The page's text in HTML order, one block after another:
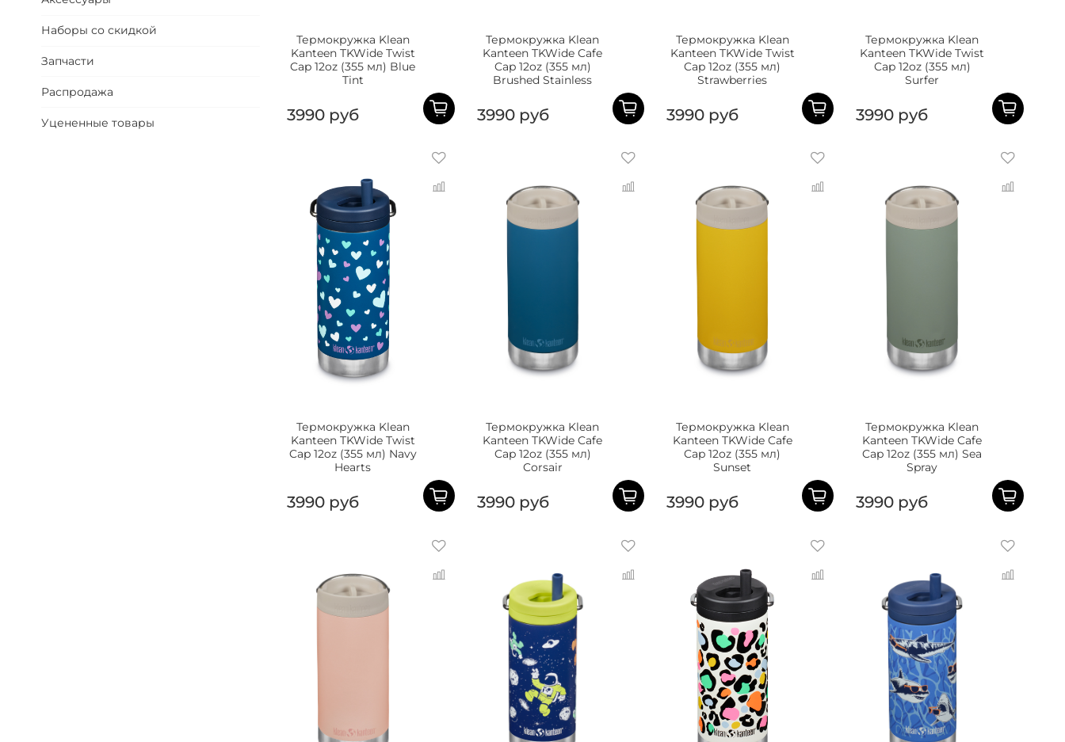
Термокружка Klean
Kanteen TKWide Twist
Cap 12oz (355 мл) Blue
Tint
3990 руб
Термокружка Klean
Kanteen TKWide Cafe
Cap 12oz (355 мл)
Brushed Stainless
3990 руб
Термокружка Klean
Kanteen TKWide Twist
Cap 12oz (355 мл)
Strawberries
3990 руб
Термокружка Klean
Kanteen TKWide Twist
Cap 12oz (355 мл)
Surfer
3990 руб
Термокружка Klean
Kanteen TKWide Twist
Cap 12oz (355 мл) Navy
Hearts
3990 руб
Термокружка Klean
Kanteen TKWide Cafe
Cap 12oz (355 мл)
Corsair
3990 руб
Термокружка Klean
Kanteen TKWide Cafe
Cap 12oz (355 мл)
Sunset
3990 руб
Термокружка Klean
Kanteen TKWide Cafe
Cap 12oz (355 мл) Sea
Spray
3990 руб
Наборы со скидкой
Запчасти
Распродажа
Уцененные товары